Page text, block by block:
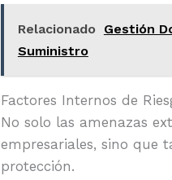
Relacionado
Gestión
Suministro
Factores Internos de
No solo las amenazas
empresariales, sino que
protección.